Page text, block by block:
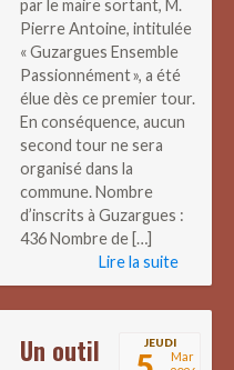
par le maire sortant, M.
Pierre Antoine, intitulée
« Guzargues Ensemble
Passionnément », a été
élue dès ce premier tour.
En conséquence, aucun
second tour ne sera
organisé dans la
commune. Nombre
d’inscrits à Guzargues :
436 Nombre de […]
Lire la suite
JEUDI
Mar
Un outil